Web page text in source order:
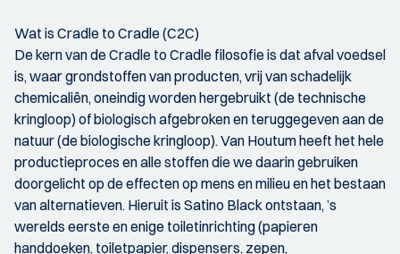
Wat is Cradle to Cradle (C2C)
De kern van de Cradle to Cradle filosofie is dat afval voedsel
is, waar grondstoffen van producten, vrij van schadelijk
chemicaliën, oneindig worden hergebruikt (de technische
kringloop) of biologisch afgebroken en teruggegeven aan de
natuur (de biologische kringloop). Van Houtum heeft het hele
productieproces en alle stoffen die we daarin gebruiken
doorgelicht op de effecten op mens en milieu en het bestaan
van alternatieven. Hieruit is Satino Black ontstaan, ’s
werelds eerste en enige toiletinrichting (papieren
handdoeken, toiletpapier, dispensers, zepen,